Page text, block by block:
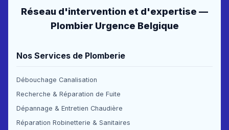
Réseau d'intervention et d'expertise —
Plombier Urgence Belgique
Nos Services de Plomberie
Débouchage Canalisation
Recherche & Réparation de Fuite
Dépannage & Entretien Chaudière
Réparation Robinetterie & Sanitaires